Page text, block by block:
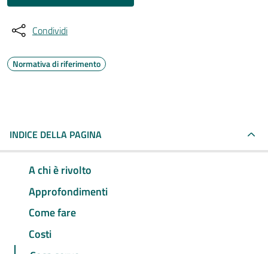
Condividi
Normativa di riferimento
INDICE DELLA PAGINA
A chi è rivolto
Approfondimenti
Come fare
Costi